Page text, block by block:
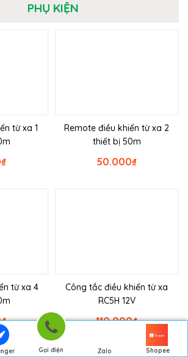
Gọi điện Zalo Shopee
PHỤ KIỆN
từ xa 1
₫
Remote điều khiển từ xa 2
thiết bị 50m
₫
50.000
từ xa 4
₫
Công tắc điều khiển từ xa
RC5H 12V
₫
110.000